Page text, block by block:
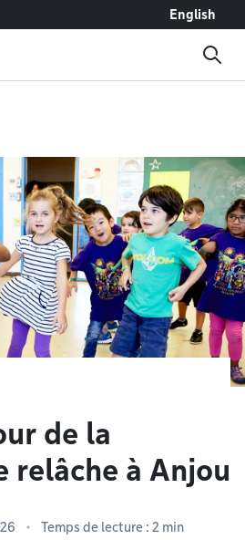
English
de la
relâche à Anjou
Temps de lecture : 2 min